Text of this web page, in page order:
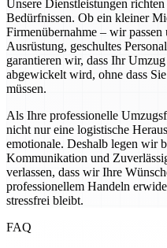
Unsere Dienstleistungen
Bedürfnissen. Ob ein kleiner
Firmenübernahme – wir
Ausrüstung, geschultes
garantieren wir, dass Ihr
abgewickelt wird, ohne dass
müssen.
Als Ihre professionelle
nicht nur eine logistische
emotionale. Deshalb legen wir
Kommunikation und
verlassen, dass wir Ihre
professionellem Handeln
stressfrei bleibt.
FAQ